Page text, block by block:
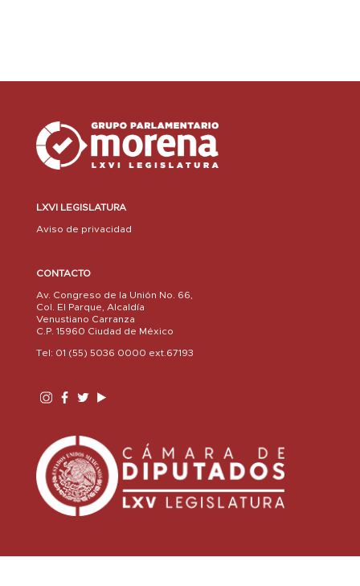
LXVI LEGISLATURA
Aviso de privacidad
CONTACTO
Av. Congreso de la Unión No. 66,
Col. El Parque, Alcaldía
Venustiano Carranza
C.P. 15960 Ciudad de México
Tel: 01 (55) 5036 0000 ext.67193